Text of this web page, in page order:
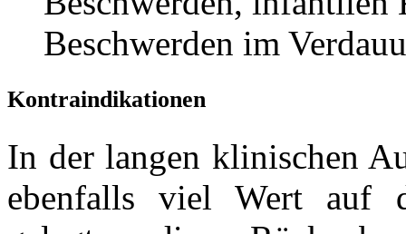
Beschwerden im
Kontraindikationen
In der langen klinischen
ebenfalls viel Wert auf